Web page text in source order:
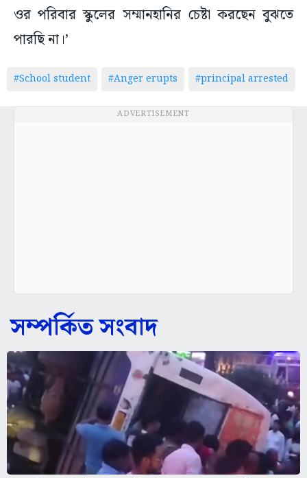
ওর পরিবার স্কুলের সম্মানহানির চেষ্টা করছেন বুঝতে
পারছি না।’
#School student #Anger erupts #principal arrested
ADVERTISEMENT
সম্পর্কিত সংবাদ